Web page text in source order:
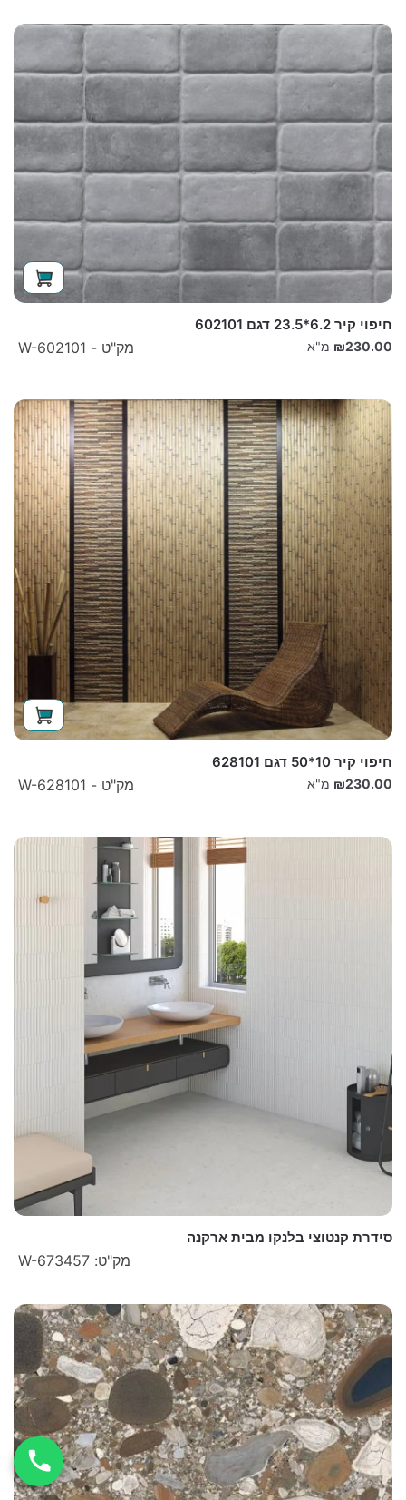
חיפוי קיר 6.2*23.5 דגם 602101
מק"ט - W-602101 ₪230.00 מ"א
חיפוי קיר 10*50 דגם 628101
מק"ט - W-628101 ₪230.00 מ"א
סידרת קנטוצי בלנקו מבית ארקנה
מק"ט: W-673457